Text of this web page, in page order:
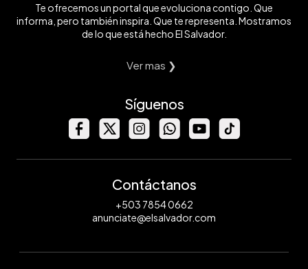
Te ofrecemos un portal que evoluciona contigo. Que
informa, pero también inspira. Que te representa. Mostramos
de lo que está hecho El Salvador.
Ver mas ❯
Síguenos
Contáctanos
+503 7854 0662
anunciate@elsalvador.com